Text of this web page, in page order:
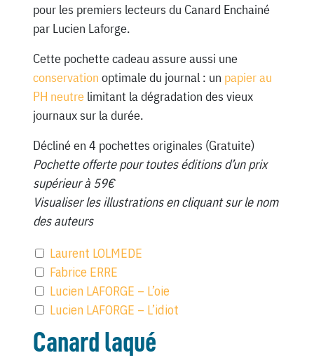
pour les premiers lecteurs du Canard Enchainé
par Lucien Laforge.
Cette pochette cadeau assure aussi une
conservation optimale du journal : un papier au
PH neutrelimitant la dégradation des vieux
journaux sur la durée.
Décliné en 4 pochettes originales (Gratuite)
Pochette offerte pour toutes éditions d’un prix
supérieur à 59€
Visualiser les illustrations en cliquant sur le nom
des auteurs
Laurent LOLMEDE
Fabrice ERRE
Lucien LAFORGE – L’oie
Lucien LAFORGE – L’idiot
Canard laqué